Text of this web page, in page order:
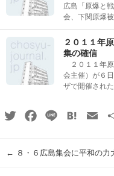
広島「原爆と
会、下関原爆
２０１１年
集の確信
２０１１年原
会主催）が６
ザで開催され
TwitterFacebook
Line Hatena
← ８・６広島集会に平和の